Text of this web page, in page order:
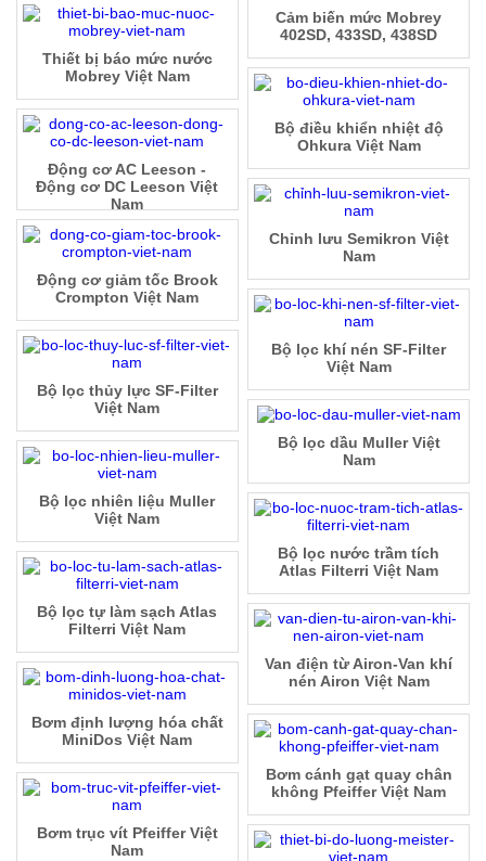
Cảm biến mức Mobrey
402SD, 433SD, 438SD
Thiết bị báo mức nước
Mobrey Việt Nam
Bộ điều khiển nhiệt độ
Ohkura Việt Nam
Động cơ AC Leeson -
Động cơ DC Leeson Việt
Nam
Chỉnh lưu Semikron Việt
Nam
Động cơ giảm tốc Brook
Crompton Việt Nam
Bộ lọc khí nén SF-Filter
Việt Nam
Bộ lọc thủy lực SF-Filter
Việt Nam
Bộ lọc dầu Muller Việt
Nam
Bộ lọc nhiên liệu Muller
Việt Nam
Bộ lọc nước trầm tích
Atlas Filterri Việt Nam
Bộ lọc tự làm sạch Atlas
Filterri Việt Nam
Van điện từ Airon-Van khí
nén Airon Việt Nam
Bơm định lượng hóa chất
MiniDos Việt Nam
Bơm cánh gạt quay chân
không Pfeiffer Việt Nam
Bơm trục vít Pfeiffer Việt
Nam